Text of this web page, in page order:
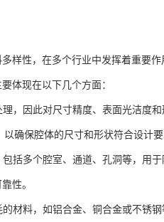
样性，在多个行业中发挥着重要作
体现在以下几个方面：
，因此对尺寸精度、表面光洁度
确保腔体的尺寸和形状符合设计
括多个腔室、通道、孔洞等，用
性。
材料，如铝合金、铜合金或不锈